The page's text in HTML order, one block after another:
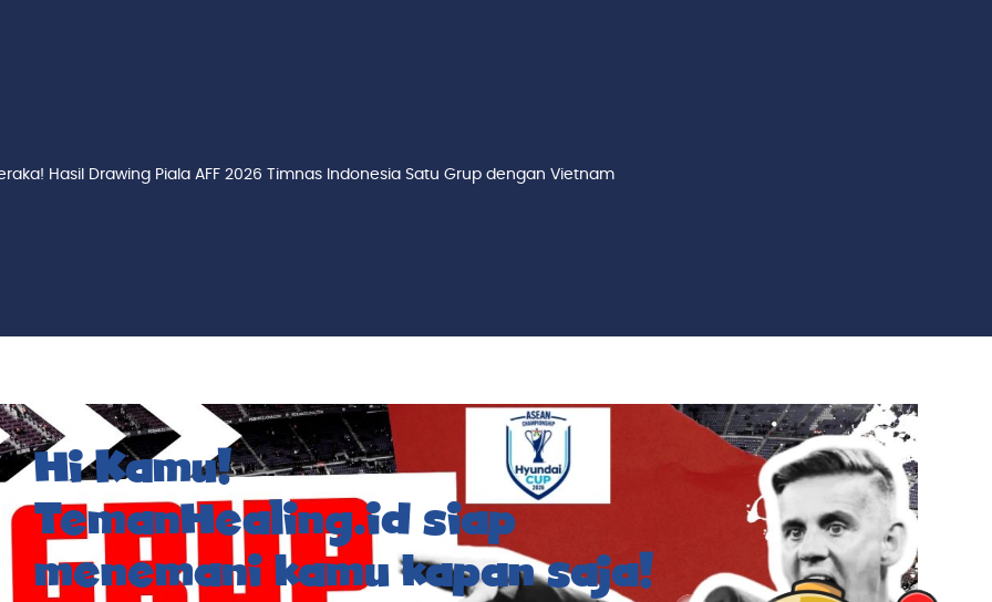
Hasil Drawing Piala AFF 2026 Timnas Indonesia Satu Grup dengan Vietnam
Hi Kamu!
TemanHealing.id siap
menemani kamu kapan saja!